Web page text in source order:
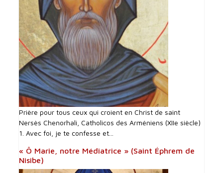
Prière pour tous ceux qui croient en Christ de saint
Nersès Chenorhali, Catholicos des Arméniens (XIIe siècle)
1. Avec foi, je te confesse et...
« Ô Marie, notre Médiatrice » (Saint Éphrem de
Nisibe)